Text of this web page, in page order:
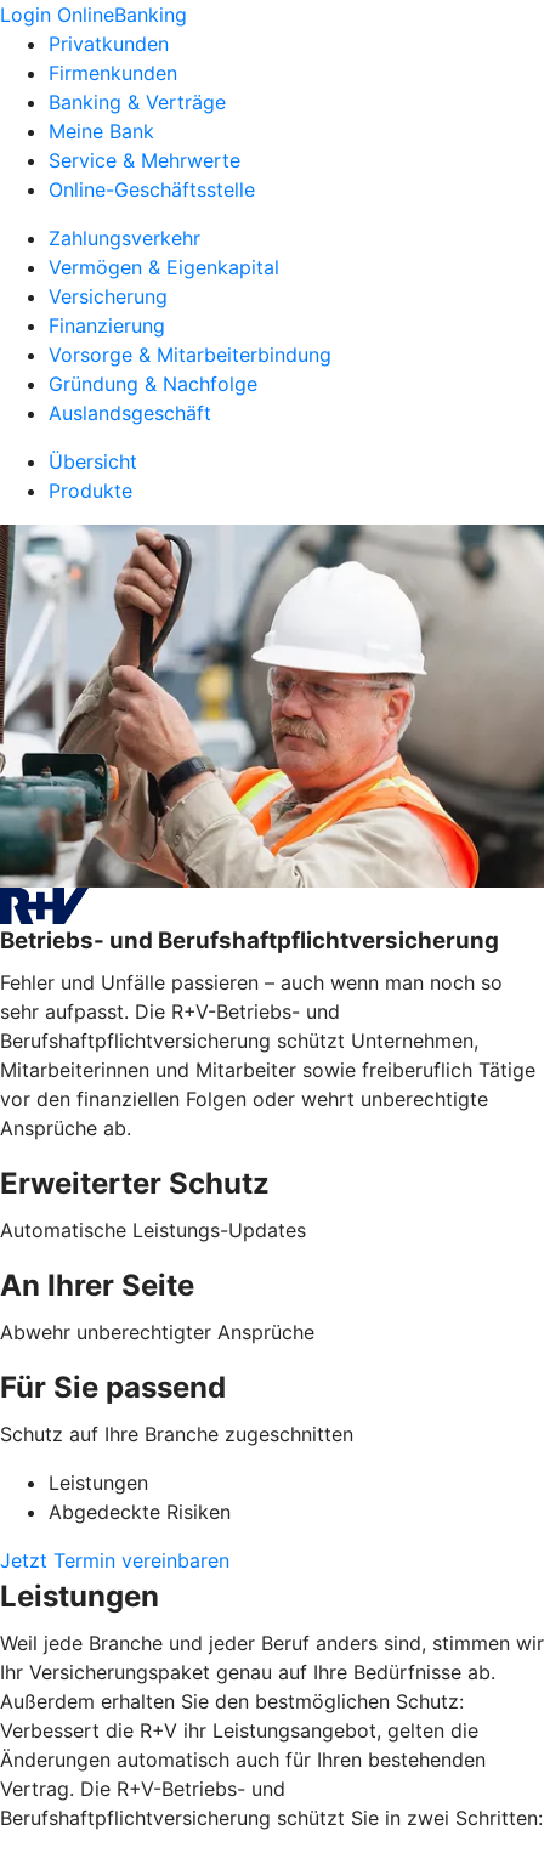
Login OnlineBanking
Privatkunden
Firmenkunden
Banking & Verträge
Meine Bank
Service & Mehrwerte
Online-Geschäftsstelle
Zahlungsverkehr
Vermögen & Eigenkapital
Versicherung
Finanzierung
Vorsorge & Mitarbeiterbindung
Gründung & Nachfolge
Auslandsgeschäft
Übersicht
Produkte
Betriebs- und Berufshaftpflichtversicherung
Fehler und Unfälle passieren – auch wenn man noch so
sehr aufpasst. Die R+V-Betriebs- und
Berufshaftpflichtversicherung schützt Unternehmen,
Mitarbeiterinnen und Mitarbeiter sowie freiberuflich Tätige
vor den finanziellen Folgen oder wehrt unberechtigte
Ansprüche ab.
Erweiterter Schutz
Automatische Leistungs-Updates
An Ihrer Seite
Abwehr unberechtigter Ansprüche
Für Sie passend
Schutz auf Ihre Branche zugeschnitten
Leistungen
Abgedeckte Risiken
Jetzt Termin vereinbaren
Leistungen
Weil jede Branche und jeder Beruf anders sind, stimmen wir
Ihr Versicherungspaket genau auf Ihre Bedürfnisse ab.
Außerdem erhalten Sie den bestmöglichen Schutz:
Verbessert die R+V ihr Leistungsangebot, gelten die
Änderungen automatisch auch für Ihren bestehenden
Vertrag. Die R+V-Betriebs- und
Berufshaftpflichtversicherung schützt Sie in zwei Schritten: